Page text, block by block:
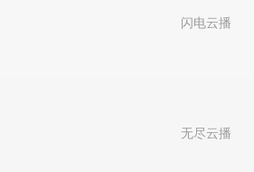
闪电云播
无尽云播